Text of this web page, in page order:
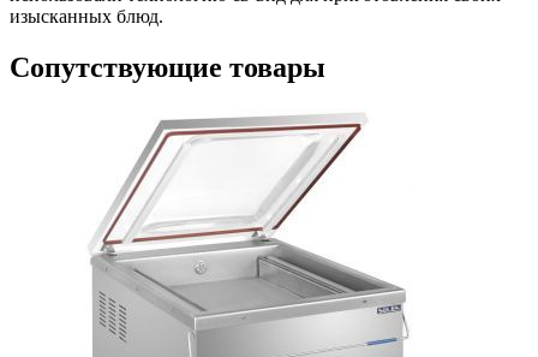
изысканных блюд.
Сопутствующие товары